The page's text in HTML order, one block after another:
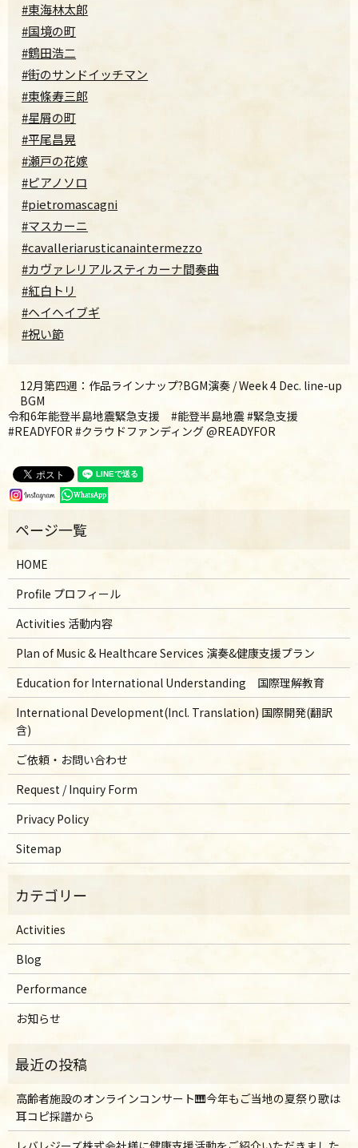
#東海林太郎
#国境の町
#鶴田浩二
#街のサンドイッチマン
#東條寿三郎
#星屑の町
#平尾昌晃
#瀬戸の花嫁
#ピアノソロ
#pietromascagni
#マスカーニ
#cavalleriarusticanaintermezzo
#カヴァレリアルスティカーナ間奏曲
#紅白トリ
#ヘイヘイブギ
#祝い節
12月第四週：作品ラインナップ?BGM演奏 / Week 4 Dec. line-up
BGM
令和6年能登半島地震緊急支援 #能登半島地震 #緊急支援
#READYFOR #クラウドファンディング @READYFOR
HOME
Profile プロフィール
Activities 活動内容
Plan of Music & Healthcare Services 演奏&健康支援プラン
Education for International Understanding 国際理解教育
International Development(Incl. Translation) 国際開発(翻訳
含)
ご依頼・お問い合わせ
Request / Inquiry Form
Privacy Policy
Sitemap
Activities
Blog
Performance
お知らせ
高齢者施設のオンラインコンサート🎹今年もご当地の夏祭り歌は
耳コピ採譜から